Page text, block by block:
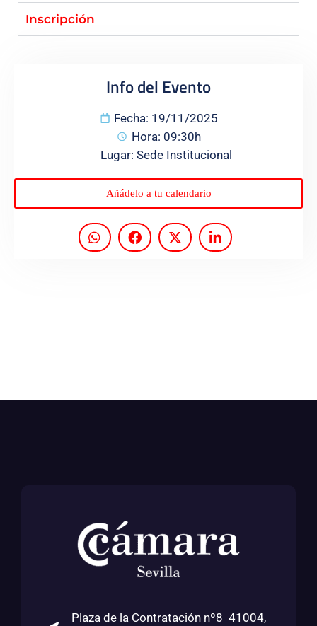
Programas
Inscripción
Info del Evento
Fecha: 19/11/2025
Hora: 09:30h
Lugar: Sede Institucional
Añádelo a tu calendario
Plaza de la Contratación nº8 41004,